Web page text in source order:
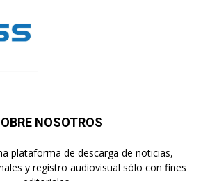
NOSOTROS
plataforma de descarga de noticias,
y registro audiovisual sólo con fines